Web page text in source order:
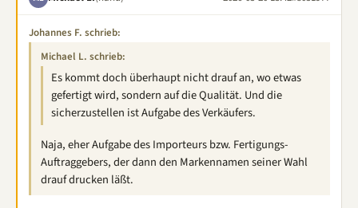
Johannes F. schrieb:
Michael L. schrieb:
Es kommt doch überhaupt nicht drauf an, wo etwas
gefertigt wird, sondern auf die Qualität. Und die
sicherzustellen ist Aufgabe des Verkäufers.
Naja, eher Aufgabe des Importeurs bzw. Fertigungs-
Auftraggebers, der dann den Markennamen seiner Wahl
drauf drucken läßt.